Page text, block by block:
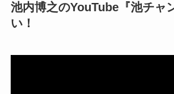
池内博之のYouTube『池チャ
い！